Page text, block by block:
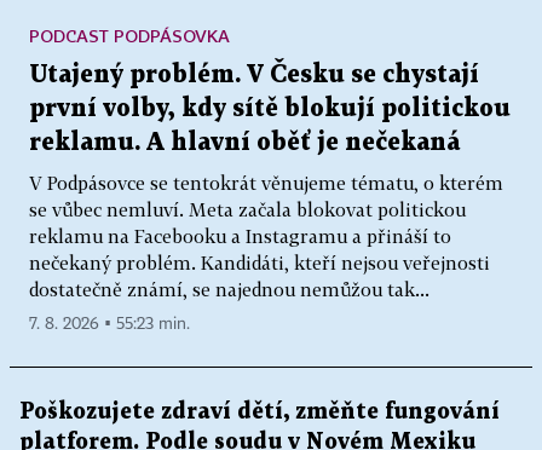
Utajený problém. V Česku se chystají
první volby, kdy sítě blokují politickou
reklamu. A hlavní oběť je nečekaná
V Podpásovce se tentokrát věnujeme tématu, o kterém
se vůbec nemluví. Meta začala blokovat politickou
reklamu na Facebooku a Instagramu a přináší to
nečekaný problém. Kandidáti, kteří nejsou veřejnosti
dostatečně známí, se najednou nemůžou tak...
PODCAST PODPÁSOVKA
7. 8. 2026 ▪ 55:23 min.
Poškozujete zdraví dětí, změňte fungování
platforem. Podle soudu v Novém Mexiku